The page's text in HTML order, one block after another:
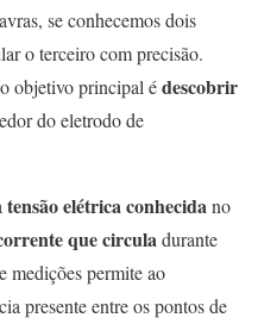
se conhecemos dois
o terceiro com precisão.
objetivo principal édescobrir
do eletrodo de
tensão elétrica conhecidano
que circuladurante
medições permite ao
presente entre os pontos de